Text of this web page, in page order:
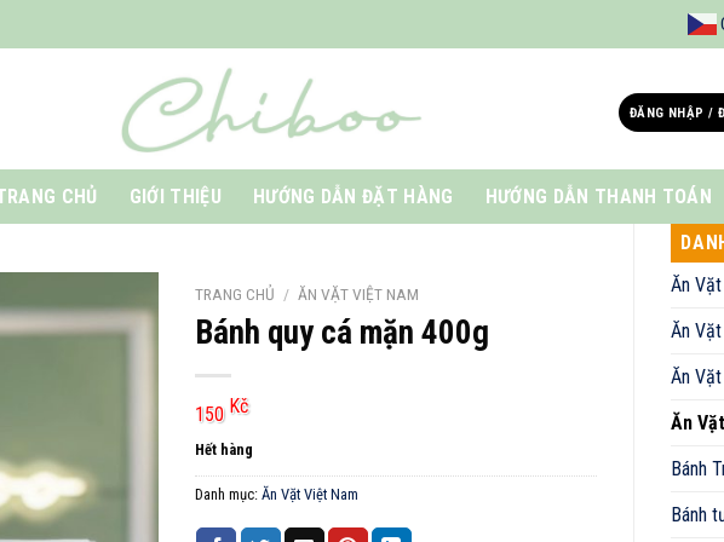
ĐĂNG NHẬP /
CHỦ GIỚI THIỆU HƯỚNG DẪN ĐẶT HÀNG HƯỚNG DẪN THANH TOÁN
Ăn
Ăn
Ăn
Ăn
Bánh
Bánh
TRANG CHỦ / ĂN VẶT VIỆT NAM
Bánh quy cá mặn 400g
150 Kč
Hết hàng
Danh mục: Ăn Vặt Việt Nam